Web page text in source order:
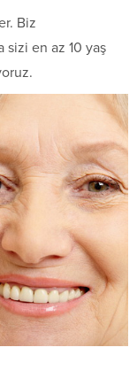
Biz
sizi en az 10 yaş